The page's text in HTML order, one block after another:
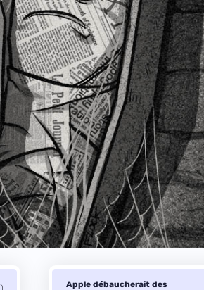
Apple débaucherait des